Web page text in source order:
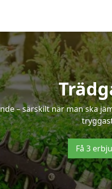
– särskilt när man ska
Få 3